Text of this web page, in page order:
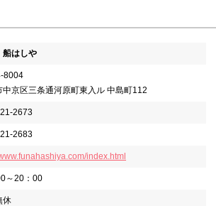
はしや
8004
中京区三条通河原町東入ル 中島町112
2673
2683
index.html
～20：00
休